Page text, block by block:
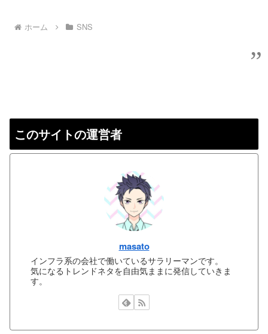
ホーム SNS
このサイトの運営者
masato
インフラ系の会社で働いているサラリーマンです。
気になるトレンドネタを自由気ままに発信していきま
す。